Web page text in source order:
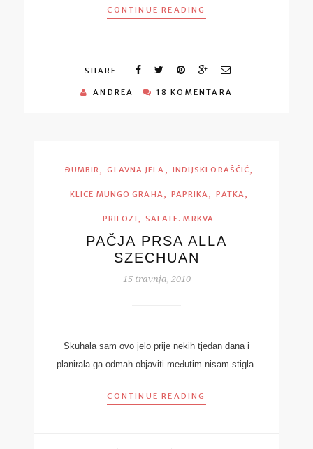
CONTINUE READING
SHARE
ANDREA 18 KOMENTARA
ĐUMBIR, GLAVNA JELA , INDIJSKI ORAŠČIĆ,
KLICE MUNGO GRAHA, PAPRIKA, PATKA,
PRILOZI , SALATE. MRKVA
PAČJA PRSA ALLA
SZECHUAN
15 travnja, 2010
Skuhala sam ovo jelo prije nekih tjedan dana i
planirala ga odmah objaviti međutim nisam stigla.
CONTINUE READING